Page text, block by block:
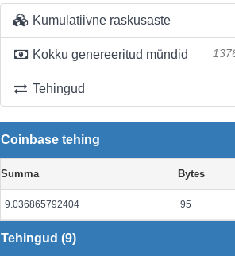
Kumulatiivne raskusaste
Kokku genereeritud mündid
Tehingud
Coinbase tehing
Summa Bytes
9.036865792404 95
Tehingud (9)